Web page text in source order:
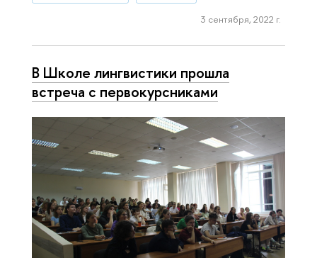
3 сентября, 2022 г.
В Школе лингвистики прошла
встреча с первокурсниками